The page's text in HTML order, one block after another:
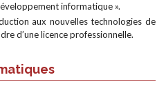
informatique ».
aux nouvelles technologies de
d’une licence professionnelle.